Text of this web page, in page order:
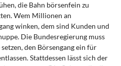
die Bahn börsenfein zu
Wem Millionen an
winken, dem sind Kunden und
Die Bundesregierung muss
den Börsengang ein für
Stattdessen lässt sich der